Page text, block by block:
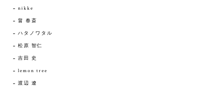
nikke
畠 春斎
ハタノワタル
松原 智仁
吉田 史
lemon tree
渡辺 遼